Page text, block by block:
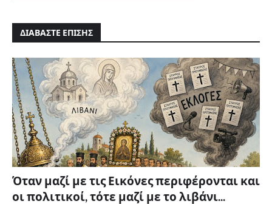
ΔΙΑΒΑΣΤΕ ΕΠΙΣΗΣ
Όταν μαζί με τις Εικόνες περιφέρονται και
οι πολιτικοί, τότε μαζί με το λιβάνι...